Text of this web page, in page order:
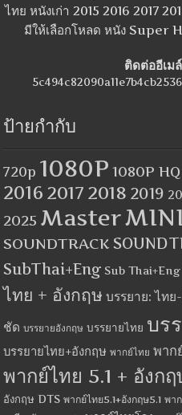
ไทย หนังเก่า 2015 2016 2017
มีให้เลือกโหลด หนัง
ติดต่ออีเม
ป้ายกำกับ
720p 1080P 1080P HQ
2016 2017 2018 2019
2025 Master
SOUNDTRACK
SubThai+Eng Sub Thai+Eng
ไทย + อังกฤษ บรรยาย: ไท
ชัด บรรยายอังกฤษ บรรยายไทย บร
บรรยายไทย+อังกฤษ พากย์ไทย พาก
พากย์ไทย 5.1 + อังก
อังกฤษ DTS พากย์ไทย5.1+อังกฤษ5.1 พา